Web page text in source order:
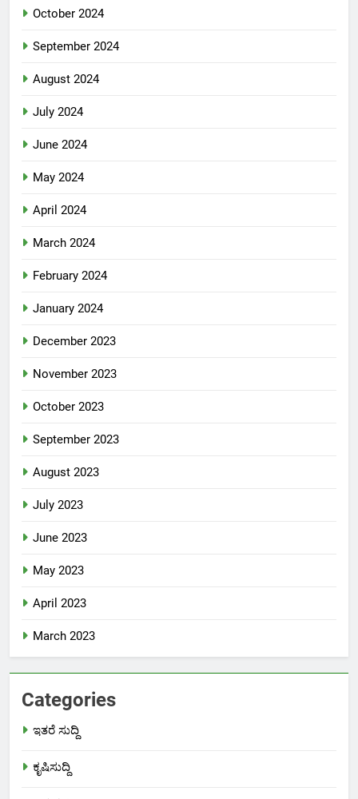
October 2024
September 2024
August 2024
July 2024
June 2024
May 2024
April 2024
March 2024
February 2024
January 2024
December 2023
November 2023
October 2023
September 2023
August 2023
July 2023
June 2023
May 2023
April 2023
March 2023
Categories
ಇತರೆ ಸುದ್ದಿ
ಕೃಷಿಸುದ್ದಿ